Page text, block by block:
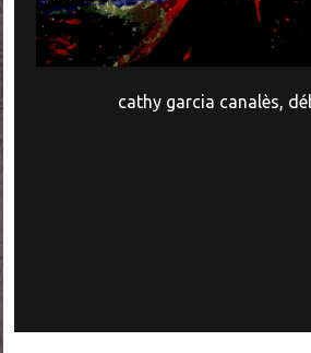
cathy garcia canalès,